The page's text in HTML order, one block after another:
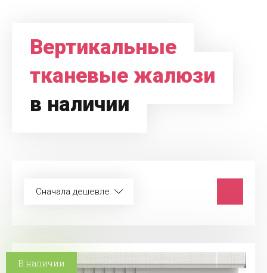
Вертикальные
тканевые жалюзи
в наличии
Сначала дешевле
В наличии